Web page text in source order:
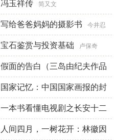
冯玉祥传 简又文
写给爸爸妈妈的摄影书 今井忍
宝石鉴赏与投资基础 卢保奇
假面的告白（三岛由纪夫作品
系列） 三岛由纪夫
国家记忆：中国国家画报的封
面故事 人民画报社
一本书看懂电视剧之长安十二
时辰 罗园园
人间四月，一树花开：林徽因